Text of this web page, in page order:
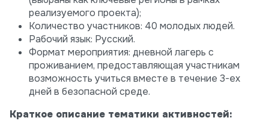
реализуемого проекта);
Количество участников: 40 молодых людей.
Рабочий язык: Русский.
Формат мероприятия: дневной лагерь с
проживанием, предоставляющая участникам
возможность учиться вместе в течение 3-ех
дней в безопасной среде.
Краткое описание тематики активностей: